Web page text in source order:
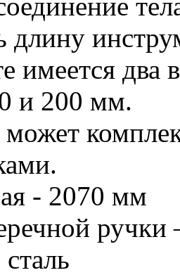
длину
имеется два
и 200 мм.
- 2070 мм
ручки